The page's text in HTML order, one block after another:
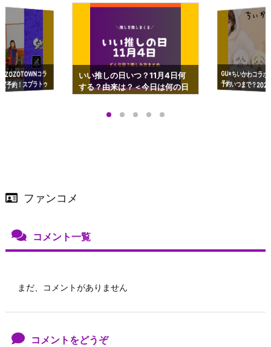
コラ
予約！スプラトゥ
ップも渋谷Hz
いい推しの日いつ？11月4日何
する？由来は？＜今日は何の日
GU×ちいかわコラ
予約いつまで？
ーチやショルダー
ファンコメ
コメント一覧
まだ、コメントがありません
コメントをどうぞ